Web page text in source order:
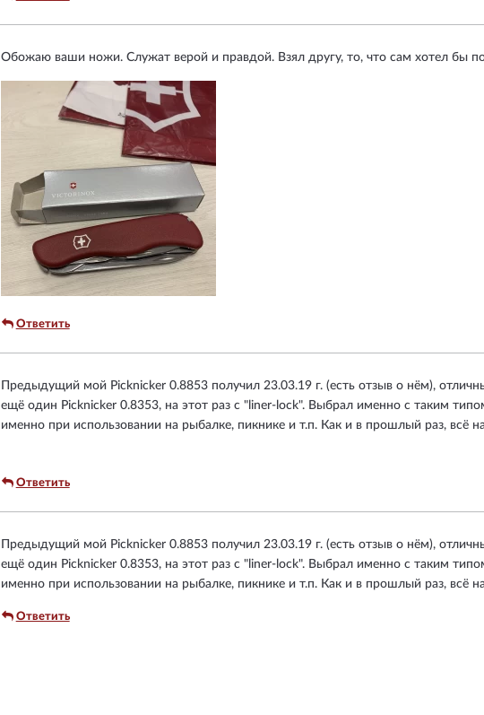
Обожаю ваши ножи. Служат верой и правдой. Взял другу, то, что сам хотел бы
Ответить
Предыдущий мой Picknicker 0.8853 получил 23.03.19 г. (есть отзыв о нём),
ещё один Picknicker 0.8353, на этот раз с "liner-lock". Выбрал именно с таким
именно при использовании на рыбалке, пикнике и т.п. Как и в прошлый раз, всё
Ответить
Предыдущий мой Picknicker 0.8853 получил 23.03.19 г. (есть отзыв о нём),
ещё один Picknicker 0.8353, на этот раз с "liner-lock". Выбрал именно с таким
именно при использовании на рыбалке, пикнике и т.п. Как и в прошлый раз, всё
Ответить